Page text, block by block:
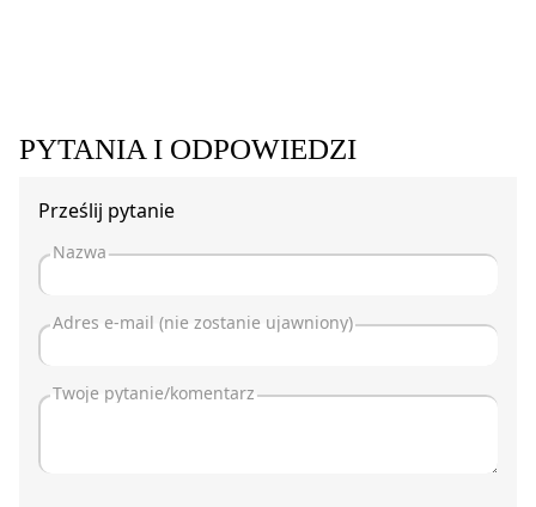
PYTANIA I ODPOWIEDZI
Prześlij pytanie